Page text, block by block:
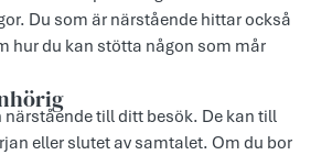
Du som är närstående hittar också
hur du kan stötta någon som mår
närstående till ditt besök. De kan till
eller slutet av samtalet. Om du bor